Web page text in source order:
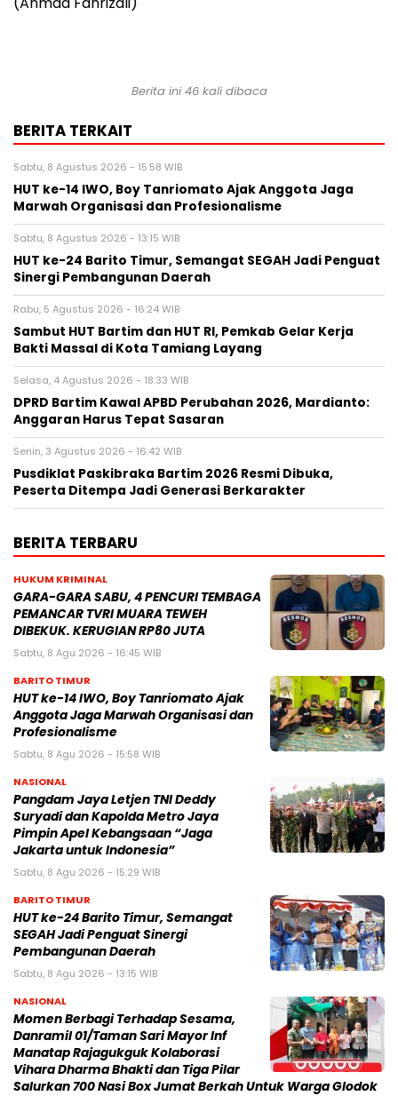
Berita ini 46 kali dibaca
BERITA TERKAIT
Sabtu, 8 Agustus 2026 - 15:58 WIB
HUT ke-14 IWO, Boy Tanriomato Ajak Anggota Jaga
Marwah Organisasi dan Profesionalisme
Sabtu, 8 Agustus 2026 - 13:15 WIB
HUT ke-24 Barito Timur, Semangat SEGAH Jadi Penguat
Sinergi Pembangunan Daerah
Rabu, 5 Agustus 2026 - 16:24 WIB
Sambut HUT Bartim dan HUT RI, Pemkab Gelar Kerja
Bakti Massal di Kota Tamiang Layang
Selasa, 4 Agustus 2026 - 18:33 WIB
DPRD Bartim Kawal APBD Perubahan 2026, Mardianto:
Anggaran Harus Tepat Sasaran
Senin, 3 Agustus 2026 - 16:42 WIB
Pusdiklat Paskibraka Bartim 2026 Resmi Dibuka,
Peserta Ditempa Jadi Generasi Berkarakter
BERITA TERBARU
HUKUM KRIMINAL
GARA-GARA SABU, 4 PENCURI TEMBAGA
PEMANCAR TVRI MUARA TEWEH
DIBEKUK. KERUGIAN RP80 JUTA
Sabtu, 8 Agu 2026 - 16:45 WIB
BARITO TIMUR
HUT ke-14 IWO, Boy Tanriomato Ajak
Anggota Jaga Marwah Organisasi dan
Profesionalisme
Sabtu, 8 Agu 2026 - 15:58 WIB
NASIONAL
Pangdam Jaya Letjen TNI Deddy
Suryadi dan Kapolda Metro Jaya
Pimpin Apel Kebangsaan “Jaga
Jakarta untuk Indonesia”
Sabtu, 8 Agu 2026 - 15:29 WIB
BARITO TIMUR
HUT ke-24 Barito Timur, Semangat
SEGAH Jadi Penguat Sinergi
Pembangunan Daerah
Sabtu, 8 Agu 2026 - 13:15 WIB
NASIONAL
Momen Berbagi Terhadap Sesama,
Danramil 01/Taman Sari Mayor Inf
Manatap Rajagukguk Kolaborasi
Vihara Dharma Bhakti dan Tiga Pilar
Salurkan 700 Nasi Box Jumat Berkah Untuk Warga Glodok